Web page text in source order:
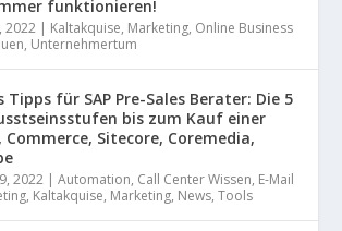
funktionieren!
2022 | Kaltakquise, Marketing, Online Business
, Unternehmertum
Tipps für SAP Pre-Sales Berater: Die 5
bis zum Kauf einer
Commerce, Sitecore, Coremedia,
2022 |Automation, Call Center Wissen, E-Mail
, Kaltakquise, Marketing, News,Tools